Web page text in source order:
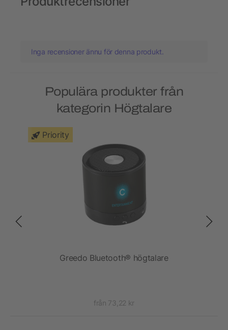
Inga recensioner ännu för denna produkt.
Populära produkter från
kategorin Högtalare
Priority
Greedo Bluetooth® högtalare
från 73,22 kr